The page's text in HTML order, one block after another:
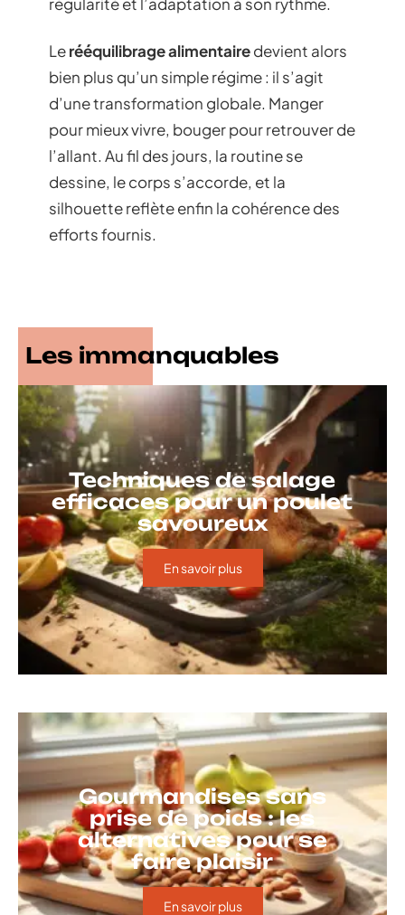
Lerééquilibrage alimentairedevient alors
bien plus qu’un simple régime : il s’agit
d’une transformation globale. Manger
pour mieux vivre, bouger pour retrouver de
l’allant. Au fil des jours, la routine se
dessine, le corps s’accorde, et la
silhouette reflète enfin la cohérence des
efforts fournis.
Les immanquables
Techniques de salage
efficaces pour un poulet
savoureux
En savoir plus
Gourmandises sans
prise de poids : les
alternatives pour se
faire plaisir
En savoir plus